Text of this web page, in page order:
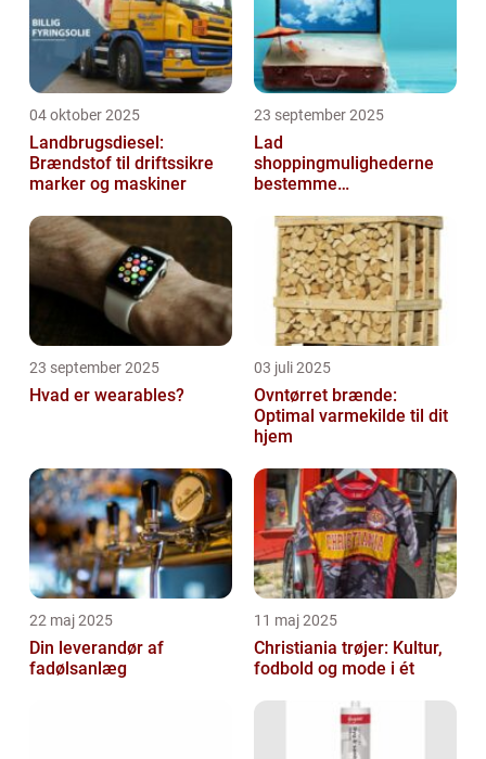
04 oktober 2025
Landbrugsdiesel:
Brændstof til driftssikre
marker og maskiner
23 september 2025
Lad
shoppingmulighederne
bestemme
23 september 2025
Hvad er wearables?
03 juli 2025
Ovntørret brænde:
Optimal varmekilde til dit
hjem
22 maj 2025
Din leverandør af
fadølsanlæg
11 maj 2025
Christiania trøjer: Kultur,
fodbold og mode i ét